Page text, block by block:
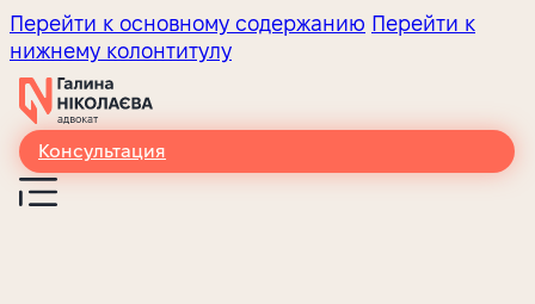
Перейти к основному содержанию Перейти к
нижнему колонтитулу
Консультация